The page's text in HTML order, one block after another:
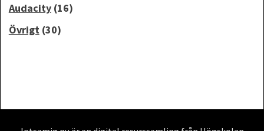
Audacity(16)
Övrigt(30)